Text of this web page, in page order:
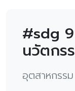
#sdg
นวัตกร
อุตสาหกรร